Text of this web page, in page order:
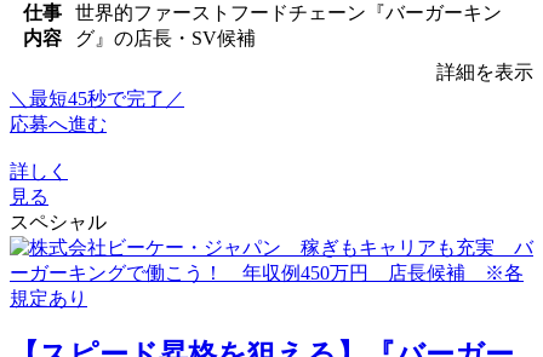
仕事
内容
世界的ファーストフードチェーン『バーガーキン
グ』の店長・SV候補
詳細を表示
＼最短45秒で完了／
応募へ進む
詳しく
見る
スペシャル